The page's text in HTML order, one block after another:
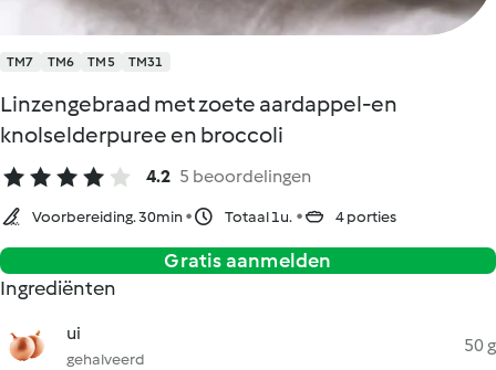
TM7 TM6 TM5 TM31
Linzengebraad met zoete aardappel-en
knolselderpuree en broccoli
4.2 5 beoordelingen
Voorbereiding. 30min Totaal 1u. 4 porties
Gratis aanmelden
Ingrediënten
ui
gehalveerd
50 g